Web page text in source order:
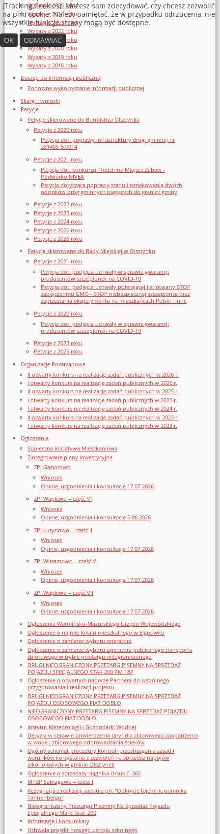
Wykazy z 2025 roku
Wykazy z 2024 roku
Wykazy z 2023 roku
Wykazy z 2022 roku
Wykazy z 2021 roku
Wykazy z 2020 roku
Wykazy z 2019 roku
Wykazy z 2018 roku
Dostęp do informacji publicznej
Ponowne wykorzystanie informacji publicznej
Skargi i wnioski
Petycje
Petycje skierowane do Burmistrza Olsztynka
Petycje z 2020 roku
Petycja dot. poprawy infrastruktury drogi gminnej nr
281409_5.0014
Petycje z 2021 roku
Petycja dot. konkursu: Rodzinne Miejsce Zabaw -
Podwórko NIVEA
Petycja dotycząca poprawy stanu i oznakowania dwóch
odcinków dróg gminnych biegących do granicy gminy
Petycje z 2022 roku
Petycje z 2023 roku
Petycje z 2024 roku
Petycje z 2025 roku
Petycje z 2026 roku
Petycje skierowane do Rady Miejskiej w Olsztynku
Petycje z 2021 roku
Petycja dot. podjęcia uchwały w sprawie gwarancji
producentów szczepionek na COVID-19
Petycja dot. podjęcia uchwały poierającej list otwarty STOP
zabójczenmu GMO - STOP niebezpiecznej szczepionce oraz
zaprzestania eksperymentu na mieszkańcach Polski i inne
Petycje z 2020 roku
Petycja dot. podjęcia uchwały w sprawie gwarancji
producentów szczepionek na COVID-19
Petycje z 2023 roku
Petycje z 2025 roku
Organizacje Pozarządowe
II otwarty konkurs na realizację zadań publicznych w 2026 r.
I otwarty konkurs na realizację zadań publicznych w 2026 r.
II otwarty konkurs na realizację zadań publicznych w 2025 r.
I otwarty konkurs na realizację zadań publicznych w 2025 r.
I otwarty konkurs na realizację zadań publicznych w 2024 r.
II otwarty konkurs na realizację zadań publicznych w 2023 r.
I otwarty konkurs na realizację zadań publicznych w 2023 r.
Ogłoszenia
Społeczna Inicjatywa Mieszkaniowa
Zintegrowane plany inwestycyjne
ZPI Gąsiorowo
Wniosek
Opinie, uzgodnienia i konsultacje 17.07.2026
ZPI Waplewo – część VI
Wniosek
Opinie, uzgodnienia i konsultacje 5.06.2026
ZPI Łutynowo – część II
Wniosek
Opinie, uzgodnienia i konsultacje 17.07.2026
ZPI Witramowo – część VI
Wniosek
Opinie, uzgodnienia i konsultacje 17.07.2026
ZPI Waplewo – część VII
Wniosek
Opinie, uzgodnienia i konsultacje 17.07.2026
Ogłoszenia Warmińsko-Mazurskiego Urzędu Wojewódzkiego
Ogłoszenie o najmie lokalu mieszkalnego w Elgnówku
Ogłoszenie o zamiarze wyboru operatora
Ogłoszenie o zamiarze wyboru operatora publicznego transportu
zbiorowego w trybie przetargu nieograniczonego
DRUGI NIEOGRANICZONY PRZETARG PISEMNY NA SPRZEDAŻ
POJAZDU SPECJALNEGO STAR 200 PM 18P
Ogłoszenie o otwartym naborze Partnera do wspólnego
przygotowania i realizacji projektu
DRUGI NIEOGRANICZONY PRZETARG PISEMNY NA SPRZEDAŻ
POJAZDU OSOBOWEGO FIAT DOBLO
NIEOGRANICZONY PRZETARG PISEMNY NA SPRZEDAŻ POJAZDU
OSOBOWEGO FIAT DOBLO
Instytut Meteorologii i Gospodarki Wodnej
Decyzja w sprawie zatwierdzenia taryf dla zbiorowego zaopatrzenia
w wodę i zbiorowego odprowadzania ścieków
Ogólny schemat procedury kontroli przestrzegania zasad i
warunków korzystania z zezwoleń na sprzedaż napojów
alkoholowych w gminie Olsztynek
Ogłoszenie o sprzedaży ciągnika Ursus C-360
MPZP Samagowo – czesc I
Rezygnacja z realizacji zadania pn. "Odkrycie tajemnic pomnika
Tannenbergu"
Nieograniczony Przetargu Pisemny Na Sprzedaż Pojazdu
Specjalnego Marki Star_200
Informacje i komunikaty
Uchwała projekt nowego ustroju szkolnego
(Tracking Cookies). Możesz sam zdecydować, czy chcesz zezwolić
na pliki cookie. Należy pamiętać, że w przypadku odrzucenia, nie
wszystkie funkcje strony mogą być dostępne.
OK
ODMAWIAĆ